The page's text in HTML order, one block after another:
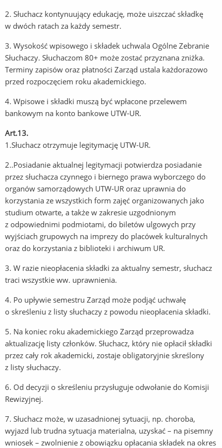
2. Słuchacz kontynuujący edukację, może uiszczać składkę
w dwóch ratach za każdy semestr.
3. Wysokość wpisowego i składek uchwala Ogólne Zebranie
Słuchaczy. Słuchaczom 80+ może zostać przyznana zniżka.
Terminy zapisów oraz płatności Zarząd ustala każdorazowo
przed rozpoczęciem roku akademickiego.
4. Wpisowe i składki muszą być wpłacone przelewem
bankowym na konto bankowe UTW-UR.
Art.13.
1.Słuchacz otrzymuje legitymację UTW-UR.
2..Posiadanie aktualnej legitymacji potwierdza posiadanie
przez słuchacza czynnego i biernego prawa wyborczego do
organów samorządowych UTW-UR oraz uprawnia do
korzystania ze wszystkich form zajęć organizowanych jako
studium otwarte, a także w zakresie uzgodnionym
z odpowiednimi podmiotami, do biletów ulgowych przy
wyjściach grupowych na imprezy do placówek kulturalnych
oraz do korzystania z biblioteki i archiwum UR.
3. W razie nieopłacenia składki za aktualny semestr, słuchacz
traci wszystkie ww. uprawnienia.
4. Po upływie semestru Zarząd może podjąć uchwałę
o skreśleniu z listy słuchaczy z powodu nieopłacenia składki.
5. Na koniec roku akademickiego Zarząd przeprowadza
aktualizację listy członków. Słuchacz, który nie opłacił składki
przez cały rok akademicki, zostaje obligatoryjnie skreślony
z listy słuchaczy.
6. Od decyzji o skreśleniu przysługuje odwołanie do Komisji
Rewizyjnej.
7. Słuchacz może, w uzasadnionej sytuacji, np. choroba,
wyjazd lub trudna sytuacja materialna, uzyskać – na pisemny
wniosek – zwolnienie z obowiązku opłacania składek na okres